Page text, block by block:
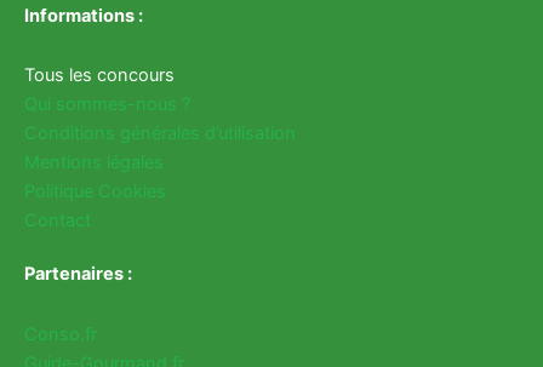
Informations :
Tous les concours
Qui sommes-nous ?
Conditions générales d’utilisation
Mentions légales
Politique Cookies
Contact
Partenaires :
Conso.fr